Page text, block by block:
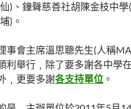
)、鐘聲慈善社胡陳金枝中
)。
事會主席溫思聰先生(人稱
利舉行﹐除了要多謝各中學
﹐更要多謝各支持單位 。